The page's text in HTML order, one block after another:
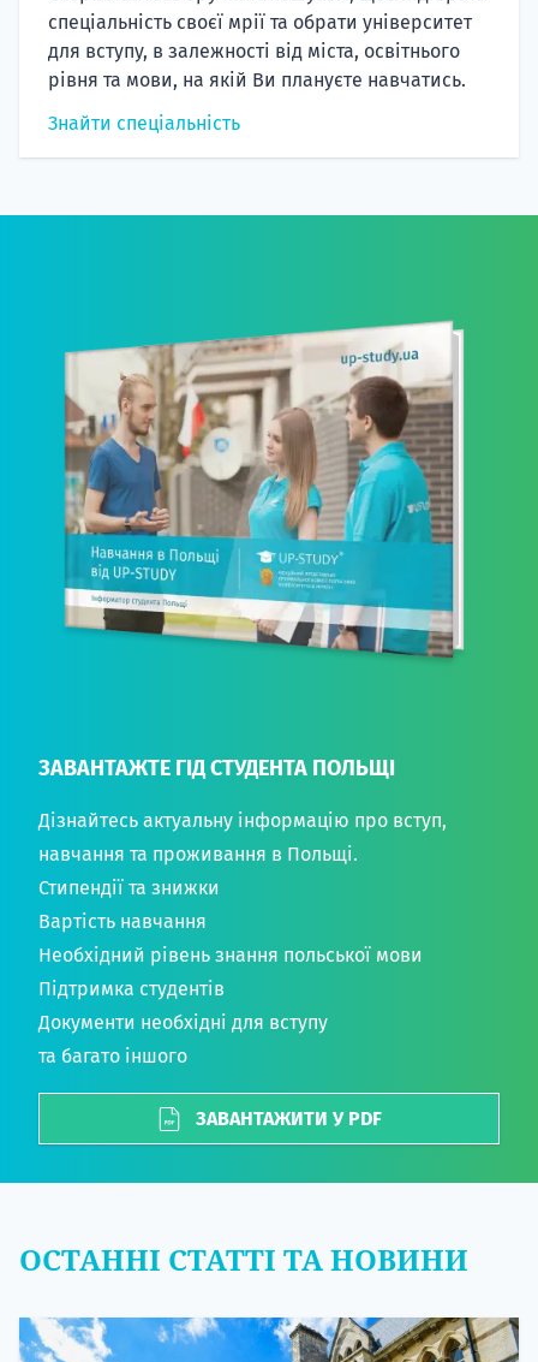
спеціальність своєї мрії та обрати університет
для вступу, в залежності від міста, освітнього
рівня та мови, на якій Ви плануєте навчатись.
Знайти спеціальність
ЗАВАНТАЖТЕ ГІД СТУДЕНТА ПОЛЬЩІ
Дізнайтесь актуальну інформацію про вступ,
навчання та проживання в Польщі.
Стипендії та знижки
Вартість навчання
Необхідний рівень знання польської мови
Підтримка студентів
Документи необхідні для вступу
та багато іншого
ЗАВАНТАЖИТИ У PDF
ОСТАННІ СТАТТІ ТА НОВИНИ